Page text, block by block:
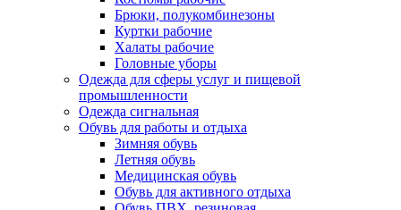
Брюки, полукомбинезоны
Куртки рабочие
Халаты рабочие
Головные уборы
Одежда для сферы услуг и пищевой
промышленности
Одежда сигнальная
Обувь для работы и отдыха
Зимняя обувь
Летняя обувь
Медицинская обувь
Обувь для активного отдыха